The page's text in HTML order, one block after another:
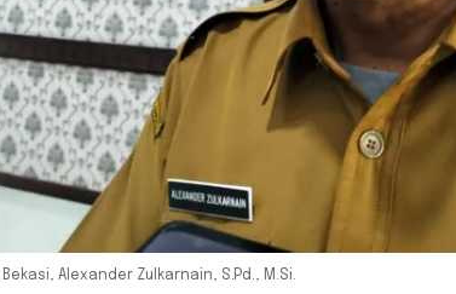
Alexander Zulkarnain, S.Pd., M.Si.